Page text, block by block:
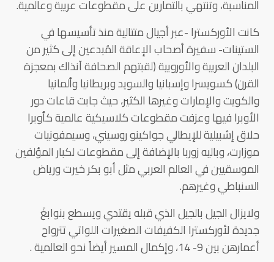
المناسبة، وتنتهي بالتمارين على مقطوعات عربية وعالمية.
كانت الأوركسترا -عبر أجيال متتالية منذ تأسيسها في
الستينات- سفيرة أصحاب الإعاقة المُبدعين إلى كثير من
البلدان العربية والأوروبية (لقبتهم الصحافة آنذاك بمعجزة
القرن) كسويسرا وإسبانيا والسويد وبريطانيا وألمانيا
والكويت والإمارات وغيرها الكثير، حيث جابت قاعات دور
الأوبرا فيها وعزفت مقطوعات كلاسيكية عالمية كأوبرا
حلاق إشبيلية للإيطالي جواكينو روسيني، وسيمفونيات
موزارت، وباليه زوربا بالإضافة إلى مقطوعات لكبار المؤلفين
الموسقيين في العالم العربي مثل أبو بكر خيرت ورياض
السنباطي وغيرهم.
ولايزال الجيل بالجيل الذي قبله يقتدي ويسطع بنوابغَ
جديدة لأوركسترا الكفيفات الصغيرات اللواتي تترواح
أعمارهن بين 9- 14، وإكمال المسير أيضاً نحو العالمية .